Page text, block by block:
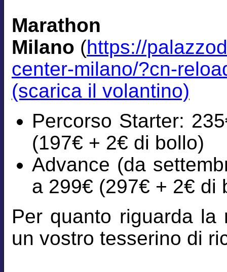
Milano (https://
center-milano/?cn-
(scarica il volantino)
Percorso Starter:
(197€ + 2€ di bollo)
Advance (da
a 299€ (297€ + 2€ di
Per quanto riguarda la
un vostro tesserino di